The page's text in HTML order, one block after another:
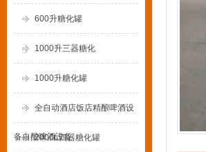
600升糖化罐
1000升三器糖化
1000升糖化罐
全自动酒店饭店精酿啤酒设
备自酿啤酒设备
2000L四器糖化罐